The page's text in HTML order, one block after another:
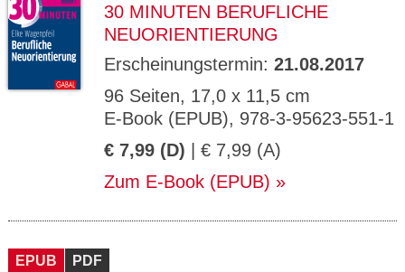
30 MINUTEN BERUFLICHE
NEUORIENTIERUNG
Erscheinungstermin: 21.08.2017
96 Seiten, 17,0 x 11,5 cm
E-Book (EPUB), 978-3-95623-551-1
€ 7,99 (D) | € 7,99 (A)
Zum E-Book (EPUB)
EPUB PDF